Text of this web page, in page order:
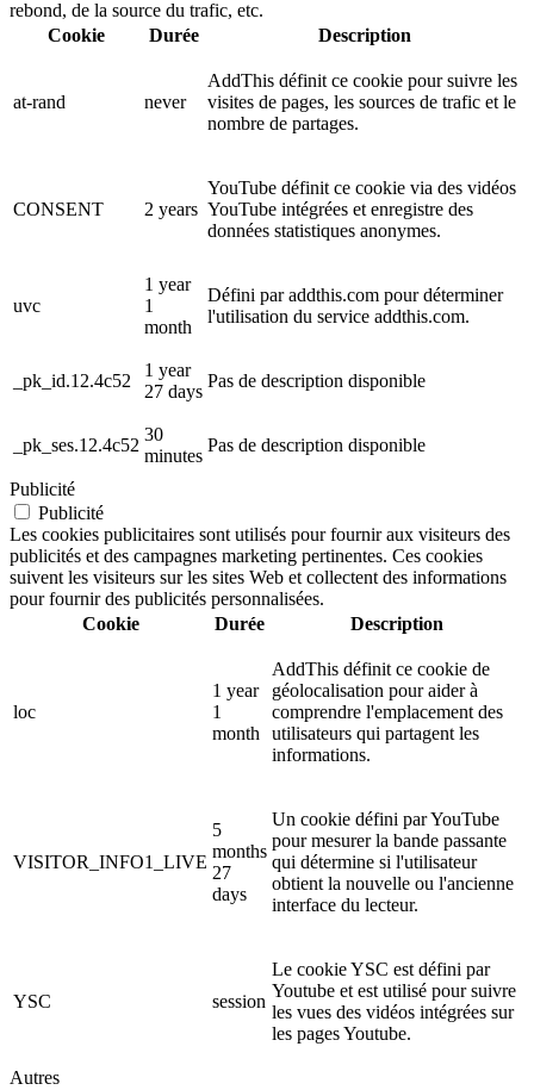
rebond, de la source du trafic, etc.
Cookie
Durée Description
at-rand never
AddThis définit ce cookie pour suivre les
visites de pages, les sources de trafic et le
nombre de partages.
CONSENT 2 years
YouTube définit ce cookie via des vidéos
YouTube intégrées et enregistre des
données statistiques anonymes.
uvc
1 year
1
month
Défini par addthis.com pour déterminer
l'utilisation du service addthis.com.
_pk_id.12.4c52
1 year
27 days
Pas de description disponible
_pk_ses.12.4c52
30
minutes
Pas de description disponible
Publicité
Publicité
Les cookies publicitaires sont utilisés pour fournir aux visiteurs des
publicités et des campagnes marketing pertinentes. Ces cookies
suivent les visiteurs sur les sites Web et collectent des informations
pour fournir des publicités personnalisées.
Cookie
Durée Description
loc
1 year
1
month
AddThis définit ce cookie de
géolocalisation pour aider à
comprendre l'emplacement des
utilisateurs qui partagent les
informations.
VISITOR_INFO1_LIVE
5
months
27
days
Un cookie défini par YouTube
pour mesurer la bande passante
qui détermine si l'utilisateur
obtient la nouvelle ou l'ancienne
interface du lecteur.
YSC session
Le cookie YSC est défini par
Youtube et est utilisé pour suivre
les vues des vidéos intégrées sur
les pages Youtube.
Autres